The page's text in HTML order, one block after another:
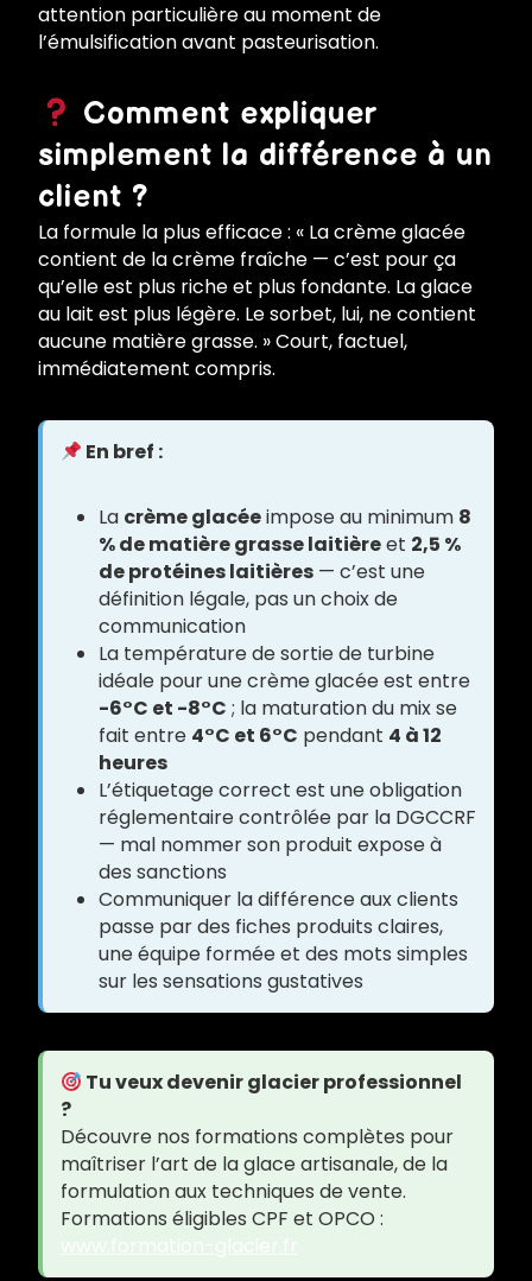
attention particulière au moment de
l’émulsification avant pasteurisation.
Comment expliquer
simplement la différence à un
client ?
La formule la plus efficace : « La crème glacée
contient de la crème fraîche — c’est pour ça
qu’elle est plus riche et plus fondante. La glace
au lait est plus légère. Le sorbet, lui, ne contient
aucune matière grasse. » Court, factuel,
immédiatement compris.
En bref :
La crème glacéeimpose au minimum 8
% de matière grasse laitièreet 2,5 %
de protéines laitières — c’est une
définition légale, pas un choix de
communication
La température de sortie de turbine
idéale pour une crème glacée est entre
-6°C et -8°C ; la maturation du mix se
fait entre 4°C et 6°C pendant 4 à 12
heures
L’étiquetage correct est une obligation
réglementaire contrôlée par la DGCCRF
— mal nommer son produit expose à
des sanctions
Communiquer la différence aux clients
passe par des fiches produits claires,
une équipe formée et des mots simples
sur les sensations gustatives
Tu veux devenir glacier professionnel
?
Découvre nos formations complètes pour
maîtriser l’art de la glace artisanale, de la
formulation aux techniques de vente.
Formations éligibles CPF et OPCO :